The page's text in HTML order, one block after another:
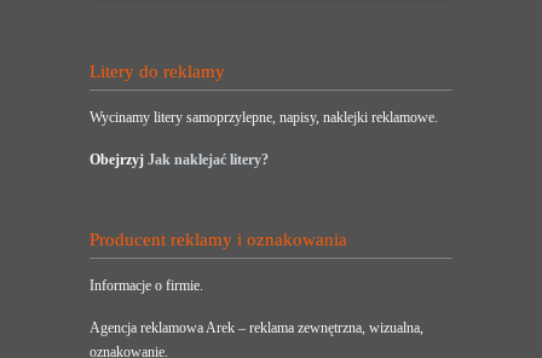
Litery do reklamy
Wycinamy litery samoprzylepne, napisy, naklejki reklamowe.
Obejrzyj Jak naklejać litery?
Producent reklamy i oznakowania
Informacje o firmie.
Agencja reklamowa Arek – reklama zewnętrzna, wizualna,
oznakowanie.